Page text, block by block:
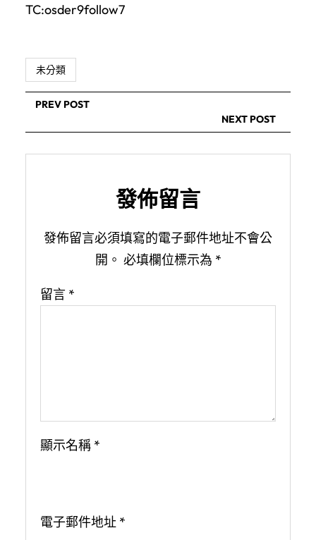
TC:osder9follow7
未分類
PREV POST
NEXT POST
發佈留言
發佈留言必須填寫的電子郵件地址不會公
開。 必填欄位標示為 *
留言 *
顯示名稱 *
電子郵件地址 *